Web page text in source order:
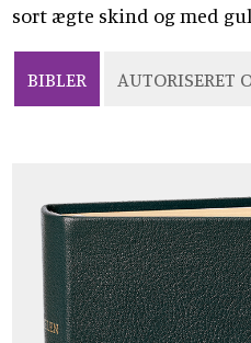
sort ægte skind og med
BIBLER AUTORISERET